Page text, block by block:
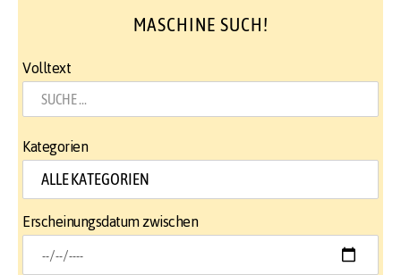
MASCHINE SUCH!
Volltext
Kategorien
Erscheinungsdatum zwischen